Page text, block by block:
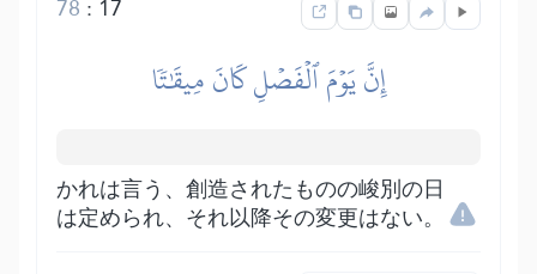
إِنَّ يَوۡمَ ٱلۡفَصۡلِ كَانَ مِيقَٰتٗا
かれは言う、創造されたものの峻別の日
は定められ、それ以降その変更はない。